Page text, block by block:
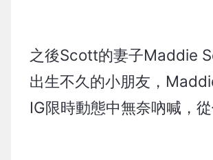
之後Scott的妻子Maddie
出生不久的小朋友，
IG限時動態中無奈吶喊，